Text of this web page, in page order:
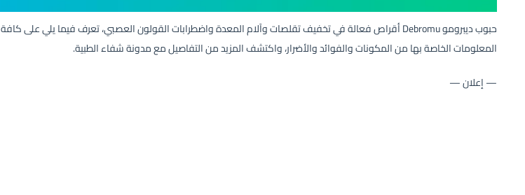
حبوب ديبرومو Debromu أقراص فعالة في تخفيف تقلصات وآلام المعدة واضطرابات القولون العصبي، تعرف فيما يلي على كافة
المعلومات الخاصة بها من المكونات والفوائد والأضرار، واكتشف المزيد من التفاصيل مع مدونة شفاء الطبية.
— إعلان —